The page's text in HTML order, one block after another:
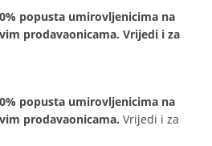
popusta umirovljenicima na
prodavaonicama. Vrijedi i za
popusta umirovljenicima na
prodavaonicama. Vrijedi i za